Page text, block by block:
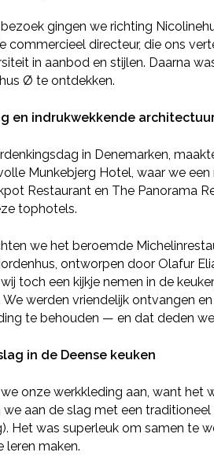
gingen we richting
commercieel directeur, die ons
in aanbod en stijlen. Daarna
Ø te ontdekken.
en indrukwekkende
in Denemarken,
Munkebjerg Hotel, waar we
Restaurant en The Panorama
tophotels.
we het beroemde
ontworpen door Olafur
toch een kijkje nemen in de
werden vriendelijk ontvangen
te behouden — en dat deden
in de Deense keuken
onze werkkleding aan, want het
aan de slag met een
Het was superleuk om samen te
leren maken.
Deel via Facebook
Deel via Twitter
Deel via LinkedIn